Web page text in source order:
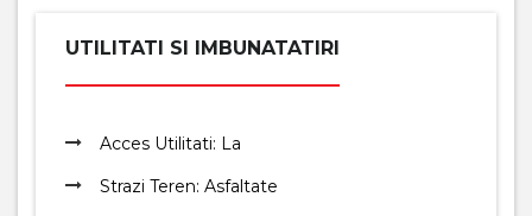
UTILITATI SI IMBUNATATIRI
Acces Utilitati: La
Strazi Teren: Asfaltate